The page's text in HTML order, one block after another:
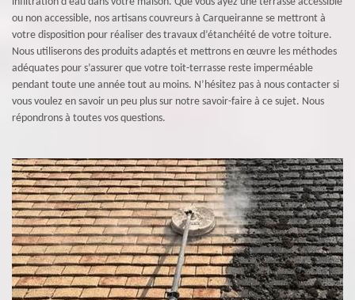
ou non accessible, nos artisans couvreurs à Carqueiranne se mettront à
votre disposition pour réaliser des travaux d’étanchéité de votre toiture.
Nous utiliserons des produits adaptés et mettrons en œuvre les méthodes
adéquates pour s’assurer que votre toit-terrasse reste imperméable
pendant toute une année tout au moins. N’hésitez pas à nous contacter si
vous voulez en savoir un peu plus sur notre savoir-faire à ce sujet. Nous
répondrons à toutes vos questions.